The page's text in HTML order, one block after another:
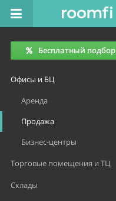
Бесплатный подбор
Офисы и БЦ
Аренда
Продажа
Бизнес-центры
Торговые помещения и ТЦ
Склады